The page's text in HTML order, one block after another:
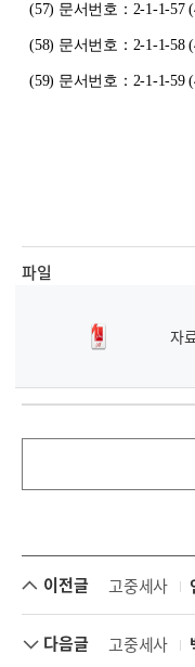
(57) 문서번호：2-1-1-57
(58) 문서번호：2-1-1-58
(59) 문서번호：2-1-1-59
파일
자료41
이전글 고중세사
다음글 고중세사